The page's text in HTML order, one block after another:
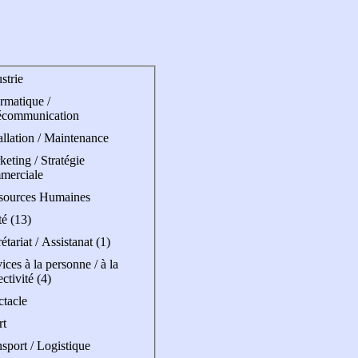
/
/ Maintenance
/ Stratégie
Humaines
(13)
/ Assistanat (1)
à la personne / à la
(4)
/ Logistique